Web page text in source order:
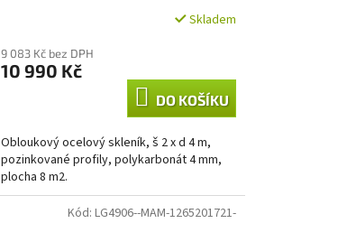
M
Skladem
9 083 Kč bez DPH
10 990 Kč
DO KOŠÍKU
Obloukový ocelový skleník, š 2 x d 4 m,
pozinkované profily, polykarbonát 4 mm,
plocha 8 m2.
Kód: LG4906--MAM-1265201721-